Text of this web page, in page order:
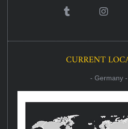
CURRENT
- Germany -